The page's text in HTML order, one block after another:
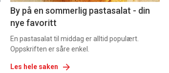
By på en sommerlig pastasalat - din
nye favoritt
En pastasalat til middag er alltid populært.
Oppskriften er såre enkel.
Les hele saken